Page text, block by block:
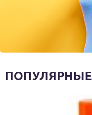
ПОПУЛЯРНЫЕ